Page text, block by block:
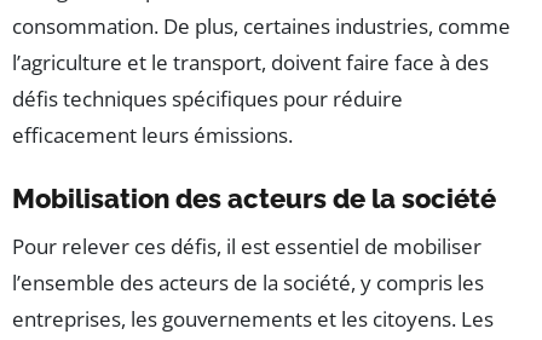
consommation. De plus, certaines industries, comme
l’agriculture et le transport, doivent faire face à des
défis techniques spécifiques pour réduire
efficacement leurs émissions.
Mobilisation des acteurs de la société
Pour relever ces défis, il est essentiel de mobiliser
l’ensemble des acteurs de la société, y compris les
entreprises, les gouvernements et les citoyens. Les